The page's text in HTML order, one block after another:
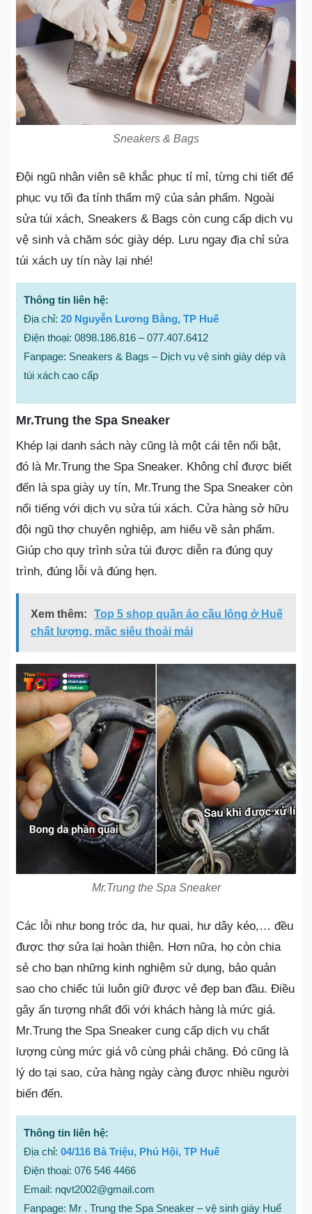
Sneakers & Bags
Đội ngũ nhân viên sẽ khắc phục tỉ mỉ, từng chi tiết để
phục vụ tối đa tính thẩm mỹ của sản phẩm. Ngoài
sửa túi xách, Sneakers & Bags còn cung cấp dịch vụ
vệ sinh và chăm sóc giày dép. Lưu ngay địa chỉ sửa
túi xách uy tín này lại nhé!
Thông tin liên hệ:
Địa chỉ: 20 Nguyễn Lương Bằng, TP Huế
Điện thoại: 0898.186.816 – 077.407.6412
Fanpage: Sneakers & Bags – Dịch vụ vệ sinh giày dép và
túi xách cao cấp
Mr.Trung the Spa Sneaker
Khép lại danh sách này cũng là một cái tên nổi bật,
đó là Mr.Trung the Spa Sneaker. Không chỉ được biết
đến là spa giày uy tín, Mr.Trung the Spa Sneaker còn
nổi tiếng với dịch vụ sửa túi xách. Cửa hàng sở hữu
đội ngũ thợ chuyên nghiệp, am hiểu về sản phẩm.
Giúp cho quy trình sửa túi được diễn ra đúng quy
trình, đúng lỗi và đúng hẹn.
Xem thêm:
Top 5 shop quần áo cầu lông ở Huế
chất lượng, mặc siêu thoải mái
Mr.Trung the Spa Sneaker
Các lỗi như bong tróc da, hư quai, hư dây kéo,… đều
được thợ sửa lại hoàn thiện. Hơn nữa, họ còn chia
sẻ cho bạn những kinh nghiệm sử dụng, bảo quản
sao cho chiếc túi luôn giữ được vẻ đẹp ban đầu. Điều
gây ấn tượng nhất đối với khách hàng là mức giá.
Mr.Trung the Spa Sneaker cung cấp dịch vụ chất
lượng cùng mức giá vô cùng phải chăng. Đó cũng là
lý do tại sao, cửa hàng ngày càng được nhiều người
biến đến.
Thông tin liên hệ:
Địa chỉ: 04/116 Bà Triệu, Phú Hội, TP Huế
Điện thoại: 076 546 4466
Email: nqvt2002@gmail.com
Fanpage: Mr . Trung the Spa Sneaker – vệ sinh giày Huế